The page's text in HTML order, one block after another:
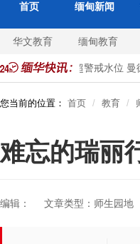
首页 缅甸新闻
华文教育 缅甸教育
色都基水库超警戒水位 曼德
您当前的位置： 首页 教育
难忘的瑞丽
编辑： 文章类型：师生园地